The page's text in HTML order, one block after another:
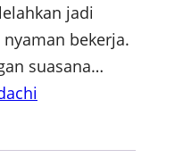
jadi
bekerja.
suasana…